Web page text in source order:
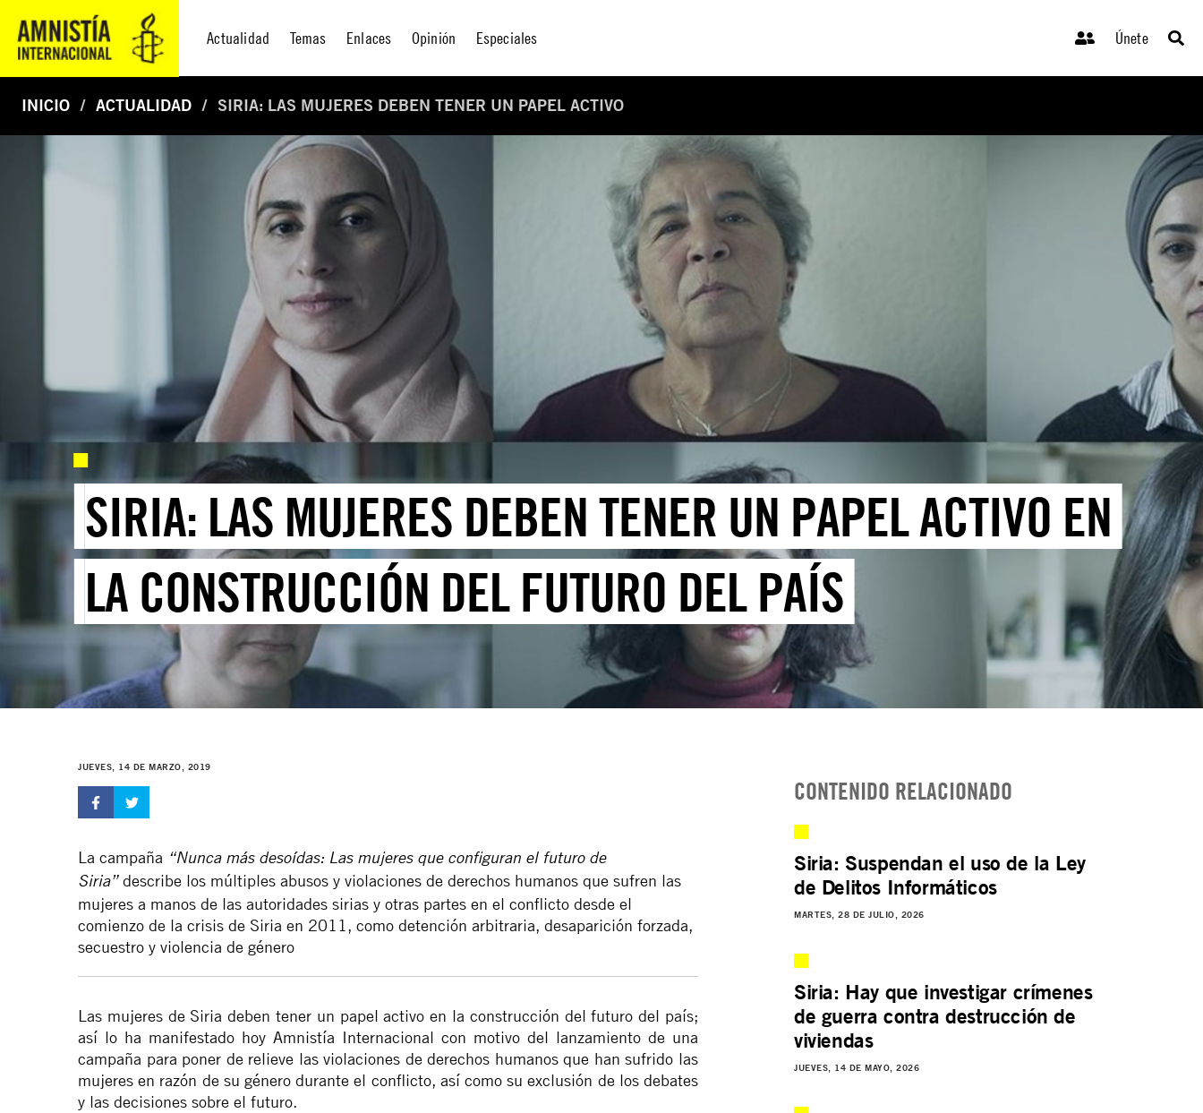
Actualidad Temas Enlaces Opinión Especiales Únete
INICIO ACTUALIDAD SIRIA: LAS MUJERES DEBEN TENER UN PAPEL ACTIVO
SIRIA: LAS MUJERES DEBEN TENER UN PAPEL ACTIVO EN
LA CONSTRUCCIÓN DEL FUTURO DEL PAÍS
JUEVES, 14 DE MARZO, 2019
La campaña “Nunca más desoídas: Las mujeres que configuran el futuro de
Siria”describe los múltiples abusos y violaciones de derechos humanos que sufren las
mujeres a manos de las autoridades sirias y otras partes en el conflicto desde el
comienzo de la crisis de Siria en 2011, como detención arbitraria, desaparición forzada,
secuestro y violencia de género
Las mujeres de Siria deben tener un papel activo en la construcción del futuro del país;
así lo ha manifestado hoy Amnistía Internacional con motivo del lanzamiento de una
campaña para poner de relieve las violaciones de derechos humanos que han sufrido las
mujeres en razón de su género durante el conflicto, así como su exclusión de los debates
y las decisiones sobre el futuro.
CONTENIDO RELACIONADO
Siria: Suspendan el uso de la Ley
de Delitos Informáticos
MARTES, 28 DE JULIO, 2026
Siria: Hay que investigar crímenes
de guerra contra destrucción de
viviendas
JUEVES, 14 DE MAYO, 2026